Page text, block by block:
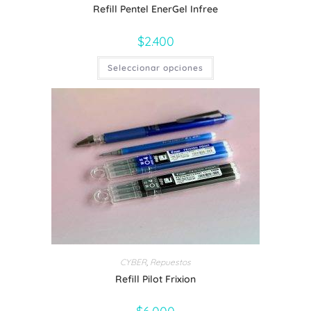
Refill Pentel EnerGel Infree
$2.400
Seleccionar opciones
Este
tiene
múltiples
Las
opciones
se
pueden
elegir
en
la
página
de
CYBER, Repuestos
Refill Pilot Frixion